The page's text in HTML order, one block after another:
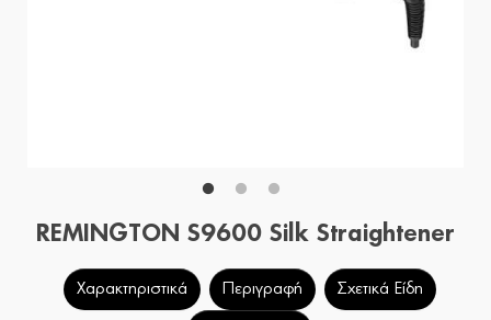
REMINGTON S9600 Silk Straightener
Χαρακτηριστικά Περιγραφή Σχετικά Είδη